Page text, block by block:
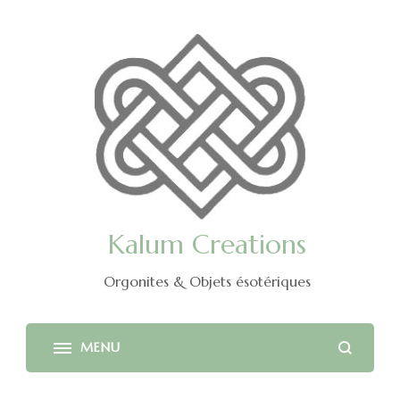
Kalum Creations
Orgonites & Objets ésotériques